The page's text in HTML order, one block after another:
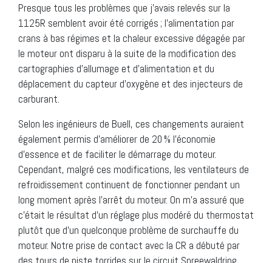
Presque tous les problèmes que j’avais relevés sur la
1125R semblent avoir été corrigés ; l’alimentation par
crans à bas régimes et la chaleur excessive dégagée par
le moteur ont disparu à la suite de la modification des
cartographies d’allumage et d’alimentation et du
déplacement du capteur d’oxygène et des injecteurs de
carburant.
Selon les ingénieurs de Buell, ces changements auraient
également permis d’améliorer de 20 % l’économie
d’essence et de faciliter le démarrage du moteur.
Cependant, malgré ces modifications, les ventilateurs de
refroidissement continuent de fonctionner pendant un
long moment après l’arrêt du moteur. On m’a assuré que
c’était le résultat d’un réglage plus modéré du thermostat
plutôt que d’un quelconque problème de surchauffe du
moteur. Notre prise de contact avec la CR a débuté par
des tours de piste torrides sur le circuit Spreewaldring,